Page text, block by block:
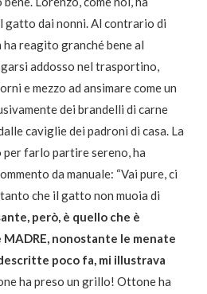
dai nonni. Al contrario di
reagito granché bene al
addosso nel trasportino,
e mezzo ad ansimare come un
dei brandelli di carne
caviglie dei padroni di casa. La
per farlo partire sereno, ha
da manuale: “Vai pure, ci
che il gatto non muoia di
però, è quello che è
nonostante le menate
poco fa, mi illustrava
ha preso un grillo! Ottone ha